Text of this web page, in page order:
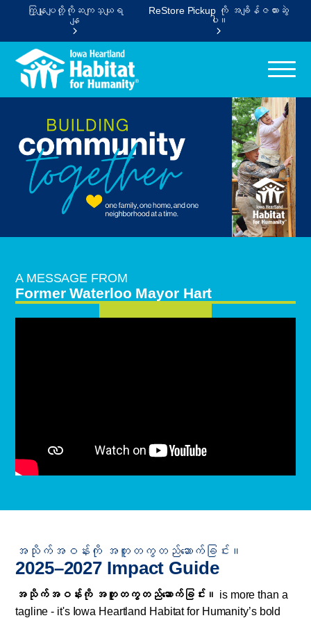
ကြှနျုပျတို့ကိုဆကျသှယျရ
နျ
ReStore Pickup ကို အချိန်ဇယားဆွဲ
ပါ။
A MESSAGE FROM
Former Waterloo Mayor Hart
အသိုက်အဝန်းကို အတူတကွတည်ဆောက်ခြင်း။
2025–2027 Impact Guide
အသိုက်အဝန်းကို အတူတကွတည်ဆောက်ခြင်း။ is more than a
tagline - it's Iowa Heartland Habitat for Humanity’s bold